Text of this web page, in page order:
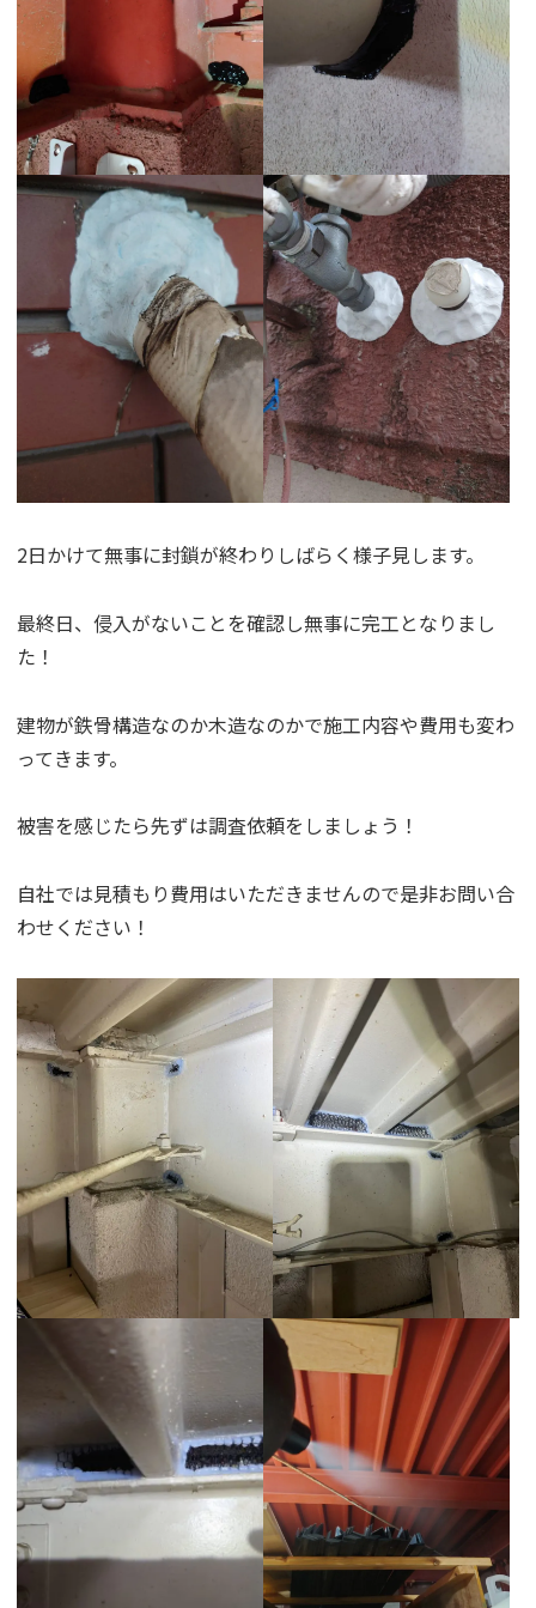
2日かけて無事に封鎖が終わりしばらく様子見します。
最終日、侵入がないことを確認し無事に完工となりまし
た！
建物が鉄骨構造なのか木造なのかで施工内容や費用も変わ
ってきます。
被害を感じたら先ずは調査依頼をしましょう！
自社では見積もり費用はいただきませんので是非お問い合
わせください！